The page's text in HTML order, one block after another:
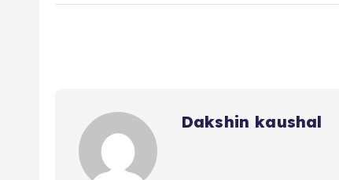
Dakshin kaushal